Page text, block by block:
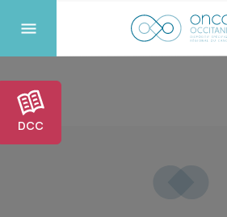
DCC